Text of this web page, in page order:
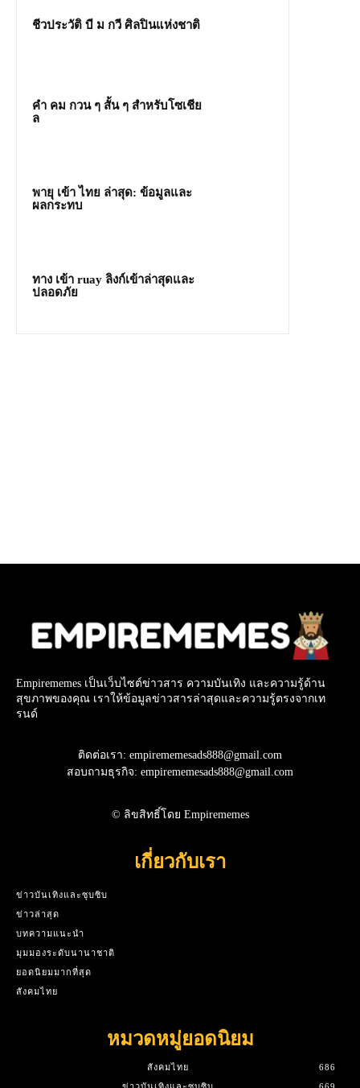
ชีวประวัติ บี ม กวี ศิลปินแห่งชาติ
คํา คม กวน ๆ สั้น ๆ สำหรับโซเชีย
ล
พายุ เข้า ไทย ล่าสุด: ข้อมูลและ
ผลกระทบ
ทาง เข้า ruay ลิงก์เข้าล่าสุดและ
ปลอดภัย
Empirememes เป็นเว็บไซต์ข่าวสาร ความบันเทิง และความรู้ด้าน
สุขภาพของคุณ เราให้ข้อมูลข่าวสารล่าสุดและความรู้ตรงจากเท
รนด์
ติดต่อเรา: empirememesads888@gmail.com
สอบถามธุรกิจ: empirememesads888@gmail.com
© ลิขสิทธิ์โดย Empirememes
เกี่ยวกับเรา
ข่าวบันเทิงและซุบซิบ
ข่าวล่าสุด
บทความแนะนำ
มุมมองระดับนานาชาติ
ยอดนิยมมากที่สุด
สังคมไทย
หมวดหมู่ยอดนิยม
สังคมไทย
686